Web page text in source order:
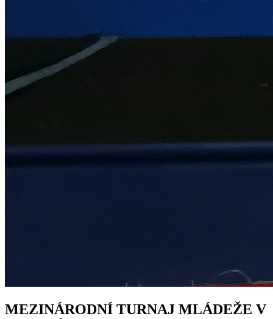
MEZINÁRODNÍ TURNAJ MLÁDEŽE V